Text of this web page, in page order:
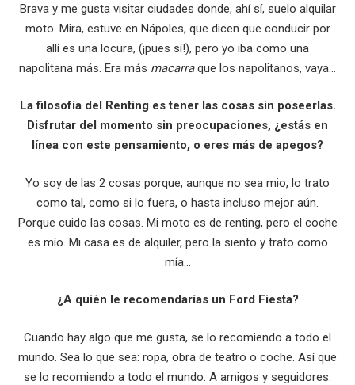
Brava y me gusta visitar ciudades donde, ahí sí, suelo alquilar
moto. Mira, estuve en Nápoles, que dicen que conducir por
allí es una locura, (¡pues sí!), pero yo iba como una
napolitana más. Era más macarraque los napolitanos, vaya…
La filosofía del Renting es tener las cosas sin poseerlas.
Disfrutar del momento sin preocupaciones, ¿estás en
línea con este pensamiento, o eres más de apegos?
Yo soy de las 2 cosas porque, aunque no sea mio, lo trato
como tal, como si lo fuera, o hasta incluso mejor aún.
Porque cuido las cosas. Mi moto es de renting, pero el coche
es mío. Mi casa es de alquiler, pero la siento y trato como
mía…
¿A quién le recomendarías un Ford Fiesta?
Cuando hay algo que me gusta, se lo recomiendo a todo el
mundo. Sea lo que sea: ropa, obra de teatro o coche. Así que
se lo recomiendo a todo el mundo. A amigos y seguidores.